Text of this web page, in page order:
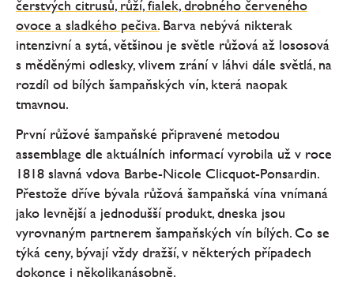
čerstvých citrusů, růží, fialek, drobného červeného
ovoce a sladkého pečiva.Barva nebývá nikterak
intenzivní a sytá, většinou je světle růžová až lososová
s měděnými odlesky, vlivem zrání v láhvi dále světlá, na
rozdíl od bílých šampaňských vín, která naopak
tmavnou.
První růžové šampaňské připravené metodou
assemblage dle aktuálních informací vyrobila už v roce
1818 slavná vdova Barbe-Nicole Clicquot-Ponsardin.
Přestože dříve bývala růžová šampaňská vína vnímaná
jako levnější a jednodušší produkt, dneska jsou
vyrovnaným partnerem šampaňských vín bílých. Co se
týká ceny, bývají vždy dražší, v některých případech
dokonce i několikanásobně.